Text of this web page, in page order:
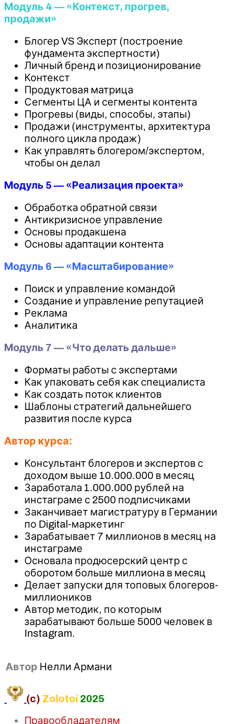
Модуль 4 — «Контекст, прогрев,
продажи»
Блогер VS Эксперт (построение
фундамента экспертности)
Личный бренд и позиционирование
Контекст
Продуктовая матрица
Сегменты ЦА и сегменты контента
Прогревы (виды, способы, этапы)
Продажи (инструменты, архитектура
полного цикла продаж)
Как управлять блогером/экспертом,
чтобы он делал
Модуль 5 — «Реализация проекта»
Обработка обратной связи
Антикризисное управление
Основы продакшена
Основы адаптации контента
Модуль 6 — «Масштабирование»
Поиск и управление командой
Создание и управление репутацией
Реклама
Аналитика
Модуль 7 — «Что делать дальше»
Форматы работы с экспертами
Как упаковать себя как специалиста
Как создать поток клиентов
Шаблоны стратегий дальнейшего
развития после курса
Автор курса:
Консультант блогеров и экспертов с
доходом выше 10.000.000 в месяц
Заработала 1.000.000 рублей на
инстаграме с 2500 подписчиками
Заканчивает магистратуру в Германии
по Digital-маркетинг
Зарабатывает 7 миллионов в месяц на
инстаграме
Основала продюсерский центр с
оборотом больше миллиона в месяц
Делает запуски для топовых блогеров-
миллиоников
Автор методик, по которым
зарабатывают больше 5000 человек в
Instagram.
Автор Нелли Армани
(c) Zolotoi 2025
Правообладателям